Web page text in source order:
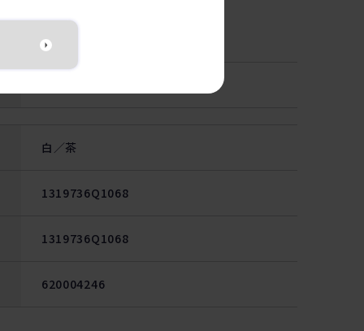
白／茶
1319736Q1068
1319736Q1068
620004246